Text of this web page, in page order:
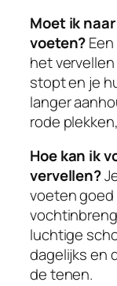
Moet ik
voeten?
het
stopt en je
langer
rode
Hoe kan ik
vervellen?
voeten
luchtige
dagelijks en
de tenen.